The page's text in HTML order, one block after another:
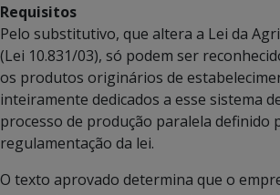
Requisitos
Pelo substitutivo, que altera a Lei da
(Lei 10.831/03), só podem ser
os produtos originários de
inteiramente dedicados a esse sistema
processo de produção paralela definido
regulamentação da lei.
O texto aprovado determina que o